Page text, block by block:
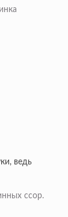
ведь
ссор.